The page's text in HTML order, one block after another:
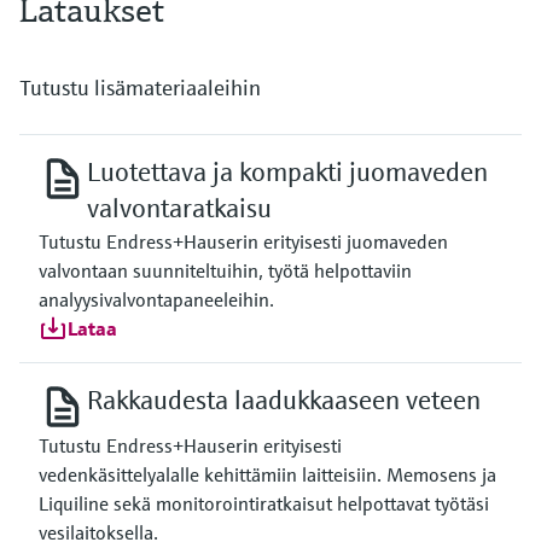
Lataukset
Tutustu lisämateriaaleihin
Luotettava ja kompakti juomaveden
valvontaratkaisu
Tutustu Endress+Hauserin erityisesti juomaveden
valvontaan suunniteltuihin, työtä helpottaviin
analyysivalvontapaneeleihin.
Lataa
Rakkaudesta laadukkaaseen veteen
Tutustu Endress+Hauserin erityisesti
vedenkäsittelyalalle kehittämiin laitteisiin. Memosens ja
Liquiline sekä monitorointiratkaisut helpottavat työtäsi
vesilaitoksella.